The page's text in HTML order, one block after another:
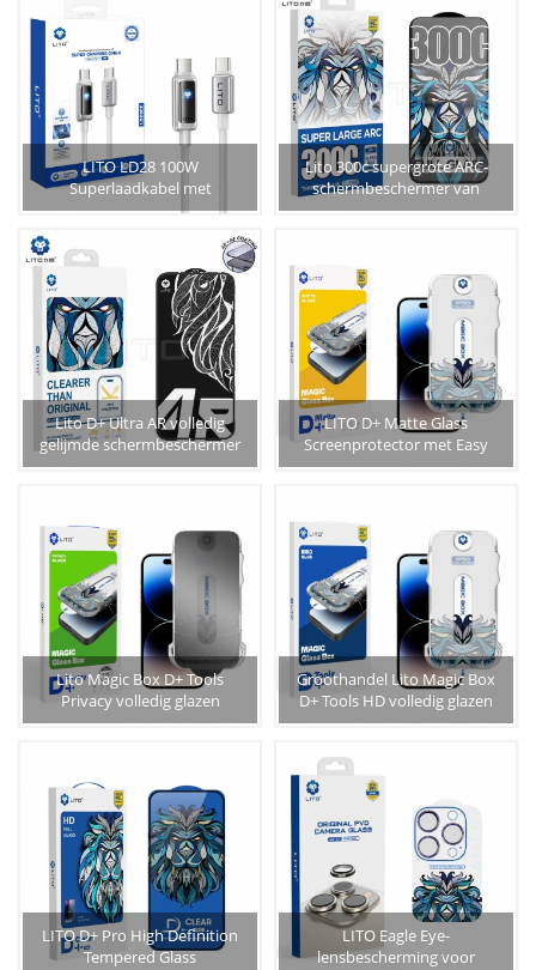
LITO LD28 100W
Superlaadkabel met
automatische uitschakeling
Lito 300c supergrote ARC-
schermbeschermer van
gehard glas
Lito D+ Ultra AR volledig
gelijmde schermbeschermer
van gehard glas
LITO D+ Matte Glass
Screenprotector met Easy
Install Applicator voor iPhone
Lito Magic Box D+ Tools
Privacy volledig glazen
schermbeschermer voor
Groothandel Lito Magic Box
D+ Tools HD volledig glazen
schermbeschermer voor
LITO D+ Pro High Definition
Tempered Glass
LITO Eagle Eye-
lensbescherming voor